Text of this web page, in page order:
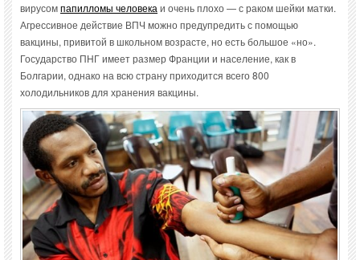
вирусомпапилломы человека и очень плохо — с раком шейки матки.
Агрессивное действие ВПЧ можно предупредить с помощью
вакцины, привитой в школьном возрасте, но есть большое «но».
Государство ПНГ имеет размер Франции и население, как в
Болгарии, однако на всю страну приходится всего 800
холодильников для хранения вакцины.